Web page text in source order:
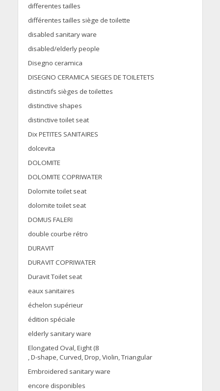
differentes tailles
différentes tailles siège de toilette
disabled sanitary ware
disabled/elderly people
Disegno ceramica
DISEGNO CERAMICA SIEGES DE TOILETETS
distinctifs sièges de toilettes
distinctive shapes
distinctive toilet seat
Dix PETITES SANITAIRES
dolcevita
DOLOMITE
DOLOMITE COPRIWATER
Dolomite toilet seat
dolomite toilet seat
DOMUS FALERI
double courbe rétro
DURAVIT
DURAVIT COPRIWATER
Duravit Toilet seat
eaux sanitaires
échelon supérieur
édition spéciale
elderly sanitary ware
Elongated Oval, Eight (8
, D-shape, Curved, Drop, Violin, Triangular
Embroidered sanitary ware
encore disponibles